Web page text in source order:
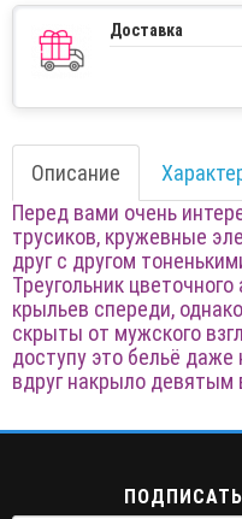
Доставка
Описание
Перед вами очень
трусиков, кружевные
друг с другом
Треугольник
крыльев спереди,
скрыты от мужского
доступу это бельё
вдруг накрыло девятым